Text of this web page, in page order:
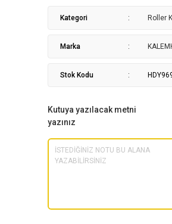
Kategori Roller
Marka
Stok Kodu
Kutuya yazılacak metni
yazınız